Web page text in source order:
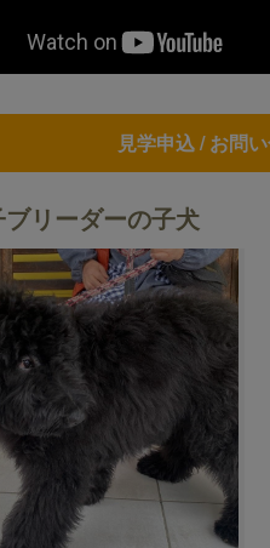
見学申込 / お問
リーダーの子犬